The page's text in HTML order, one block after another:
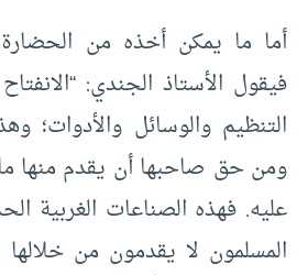
أما ما يمكن أخذه من الحضارة
فيقول الأستاذ الجندي:
التنظيم والوسائل والأدوات؛
ومن حق صاحبها أن يقدم منها
عليه. فهذه الصناعات الغربية
المسلمون لا يقدمون من خلالها